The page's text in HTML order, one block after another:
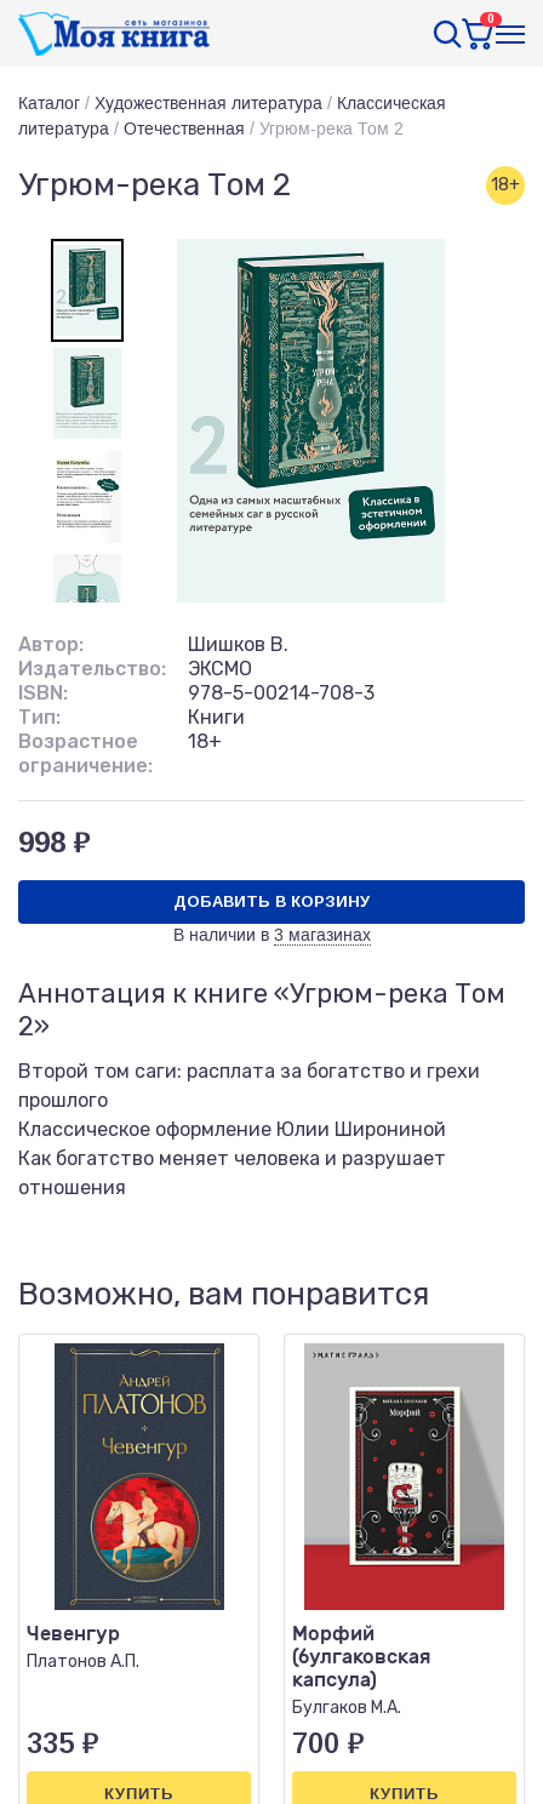
0
Каталог / Художественная литература / Классическая
литература / Отечественная / Угрюм-река Том 2
Угрюм-река Том 2 18+
Автор:
Шишков В.
Издательство:
ЭКСМО
ISBN:
978-5-00214-708-3
Тип:
Книги
Возрастное
ограничение:
18+
998 ₽
ДОБАВИТЬ В КОРЗИНУ
В наличии в 3 магазинах
Аннотация к книге «Угрюм-река Том
2»
Второй том саги: расплата за богатство и грехи
прошлого
Классическое оформление Юлии Широниной
Как богатство меняет человека и разрушает
отношения
Возможно, вам понравится
Чевенгур
Платонов А.П.
335 ₽
КУПИТЬ
Морфий
(булгаковская
капсула)
Булгаков М.А.
700 ₽
КУПИТЬ